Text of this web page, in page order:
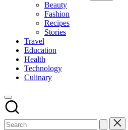
Beauty
Fashion
Recipes
Stories
Travel
Education
Health
Technology
Culinary